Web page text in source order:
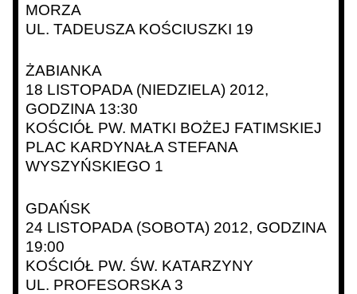
MORZA
UL. TADEUSZA KOŚCIUSZKI 19
ŻABIANKA
18 LISTOPADA (NIEDZIELA) 2012,
GODZINA 13:30
KOŚCIÓŁ PW. MATKI BOŻEJ FATIMSKIEJ
PLAC KARDYNAŁA STEFANA
WYSZYŃSKIEGO 1
GDAŃSK
24 LISTOPADA (SOBOTA) 2012, GODZINA
19:00
KOŚCIÓŁ PW. ŚW. KATARZYNY
UL. PROFESORSKA 3